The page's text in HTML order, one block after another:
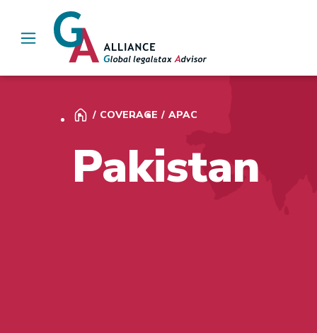
Main Navigation
COVERAGE APAC
Pakistan